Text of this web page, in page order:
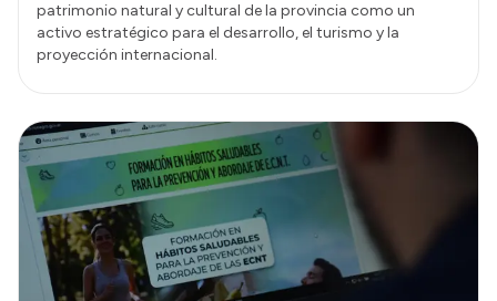
patrimonio natural y cultural de la provincia como un
activo estratégico para el desarrollo, el turismo y la
proyección internacional.